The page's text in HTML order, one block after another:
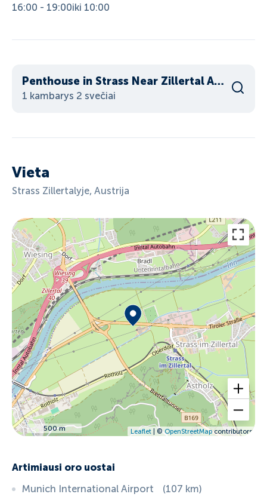
16:00 - 19:00iki 10:00
Penthouse in Strass Near Zillertal Alps
1 kambarys 2 svečiai
Vieta
Strass Zillertalyje, Austrija
500 m Leaflet| ©OpenStreetMapcontributors
Artimiausi oro uostai
Munich International Airport
(107 km)